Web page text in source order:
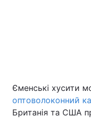
Єменські хусити
оптоволоконний
Британія та США